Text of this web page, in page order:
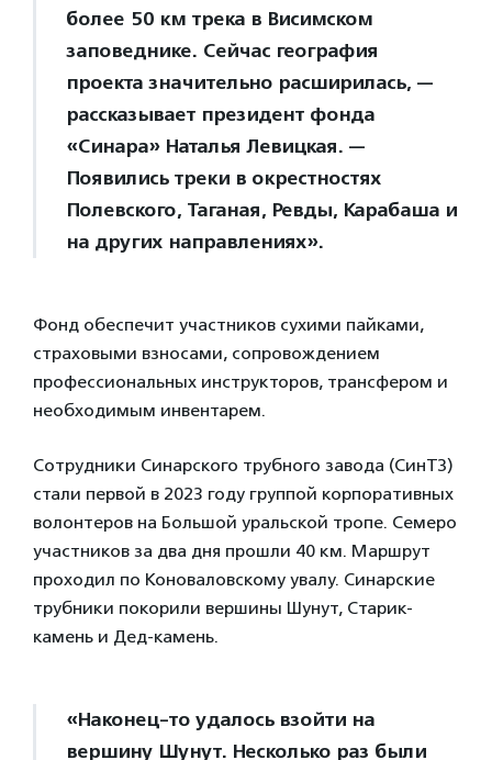
более 50 км трека в Висимском
заповеднике. Сейчас география
проекта значительно расширилась, —
рассказывает президент фонда
«Синара» Наталья Левицкая. —
Появились треки в окрестностях
Полевского, Таганая, Ревды, Карабаша и
на других направлениях».
Фонд обеспечит участников сухими пайками,
страховыми взносами, сопровождением
профессиональных инструкторов, трансфером и
необходимым инвентарем.
Сотрудники Синарского трубного завода (СинТЗ)
стали первой в 2023 году группой корпоративных
волонтеров на Большой уральской тропе. Семеро
участников за два дня прошли 40 км. Маршрут
проходил по Коноваловскому увалу. Синарские
трубники покорили вершины Шунут, Старик-
камень и Дед-камень.
«Наконец-то удалось взойти на
вершину Шунут. Несколько раз были